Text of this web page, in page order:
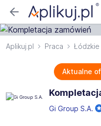
Aplikuj.pl Praca Łódzkie
Aktualne
Gi Group S.A.